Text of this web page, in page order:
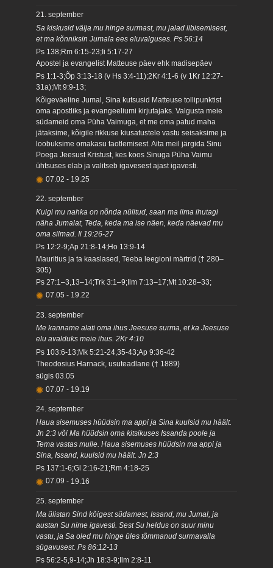
21. september
Sa kiskusid välja mu hinge surmast, mu jalad libisemisest,
et ma kõnniksin Jumala ees eluvalguses. Ps 56:14
Ps 138;Rm 6:15-23;Ii 5:17-27
Apostel ja evangelist Matteuse päev ehk madisepäev
Ps 1:1-3;Õp 3:13-18 (v Hs 3:4-11);2Kr 4:1-6 (v 1Kr 12:27-
31a);Mt 9:9-13;
Kõigeväeline Jumal, Sina kutsusid Matteuse tollipunktist
oma apostliks ja evangeeliumi kirjutajaks. Valgusta meie
südameid oma Püha Vaimuga, et me oma patud maha
jätaksime, kõigile rikkuse kiusatustele vastu seisaksime ja
loobuksime omakasu taotlemisest. Aita meil järgida Sinu
Poega Jeesust Kristust, kes koos Sinuga Püha Vaimu
ühtsuses elab ja valitseb igavesest ajast igavesti.
07.02 - 19.25
22. september
Kuigi mu nahka on nõnda nülitud, saan ma ilma ihutagi
näha Jumalat, Teda, keda ma ise näen, keda näevad mu
oma silmad. Ii 19:26-27
Ps 12:2-9;Ap 21:8-14;Ho 13:9-14
Mauritius ja ta kaaslased, Teeba leegioni märtrid († 280–
305)
Ps 27:1–3,13–14;Trk 3:1–9;Ilm 7:13–17;Mt 10:28–33;
07.05 - 19.22
23. september
Me kanname alati oma ihus Jeesuse surma, et ka Jeesuse
elu avalduks meie ihus. 2Kr 4:10
Ps 103:6-13;Mk 5:21-24,35-43;Ap 9:36-42
Theodosius Harnack, usuteadlane († 1889)
sügis 03.05
07.07 - 19.19
24. september
Haua sisemuses hüüdsin ma appi ja Sina kuulsid mu häält.
Jn 2:3 või Ma hüüdsin oma kitsikuses Issanda poole ja
Tema vastas mulle. Haua sisemuses hüüdsin ma appi ja
Sina, Issand, kuulsid mu häält. Jn 2:3
Ps 137:1-6;Gl 2:16-21;Rm 4:18-25
07.09 - 19.16
25. september
Ma ülistan Sind kõigest südamest, Issand, mu Jumal, ja
austan Su nime igavesti. Sest Su heldus on suur minu
vastu, ja Sa oled mu hinge üles tõmmanud surmavalla
sügavusest. Ps 86:12-13
Ps 56:2-5,9-14;Jh 18:3-9;Ilm 2:8-11